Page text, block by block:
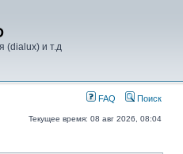
(dialux) и т.д
FAQ Поиск
Текущее время: 08 авг 2026, 08:04